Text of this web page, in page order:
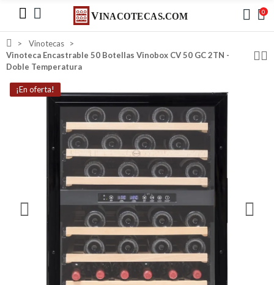
0
Vinotecas
Vinoteca Encastrable 50 Botellas Vinobox CV 50 GC 2TN -
Doble Temperatura
¡En oferta!